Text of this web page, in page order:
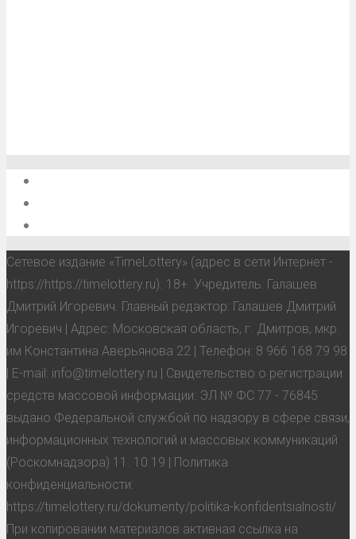
Сетевое издание «TimeLottery» (адрес в сети Интернет -
https://https://timelottery.ru). 18+. Учредитель: Галашев
Дмитрий Игоревич. Главный редактор: Галашев Дмитрий
Игоревич | Адрес: Московская область, г. Дмитров, мкр.
им Константина Аверьянова 22 | Телефон: 8 966 168 79 98
| E-mail: info@timelottery.ru | Свидетельство о регистрации
средств массовой информации: ЭЛ № ФС 77 - 76845
выдано Федеральной службой по надзору в сфере связи,
информационных технологий и массовых коммуникаций
(Роскомнадзора) 11. 10.19 | Политика
конфиденциальности:
https://timelottery.ru/dokumenty/politika-konfidentsialnosti/
При копировании материалов активная ссылка на